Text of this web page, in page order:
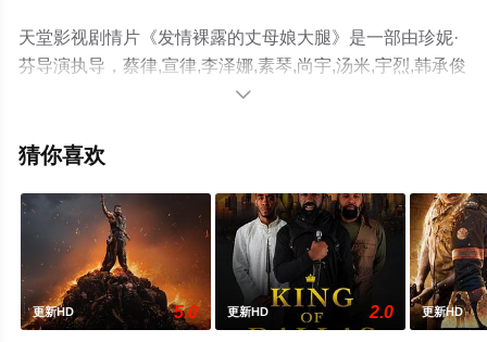
天堂影视剧情片《发情裸露的丈母娘大腿》是一部由珍妮·
芬导演执导，蔡律,宣律,李泽娜,素琴,尚宇,汤米,宇烈,韩承俊
等演员精彩演绎的韩国电影，手机免费观看高清无删减完
瓣电影、电视猫或剧情网等平台了解。

猜你喜欢
更新HD 5.0 更新HD 2.0 更新HD